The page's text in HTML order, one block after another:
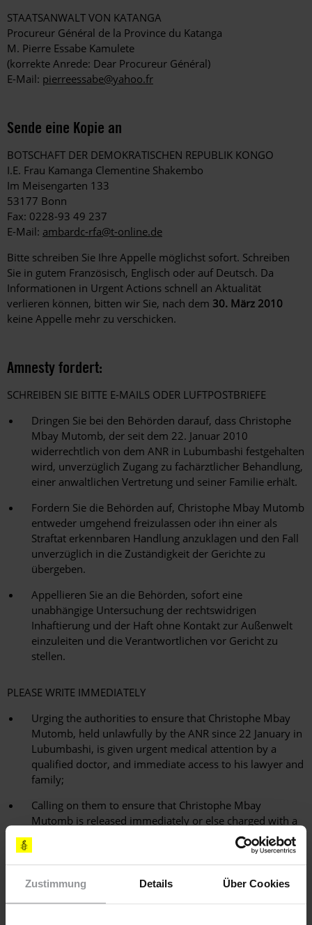
Zustimmung Details Über Cookies
STAATSANWALT VON KATANGA
Procureur Général de la Province du Katanga
M. Pierre Essabe Kamulete
(korrekte Anrede: Dear Procureur Général)
E-Mail: pierreessabe@yahoo.fr
Sende eine Kopie an
BOTSCHAFT DER DEMOKRATISCHEN REPUBLIK KONGO
I.E. Frau Kamanga Clementine Shakembo
Im Meisengarten 133
53177 Bonn
Fax: 0228-93 49 237
E-Mail: ambardc-rfa@t-online.de
Bitte schreiben Sie Ihre Appelle möglichst sofort. Schreiben
Sie in gutem Französisch, Englisch oder auf Deutsch. Da
Informationen in Urgent Actions schnell an Aktualität
verlieren können, bitten wir Sie, nach dem 30. März 2010
keine Appelle mehr zu verschicken.
Amnesty fordert:
SCHREIBEN SIE BITTE E-MAILS ODER LUFTPOSTBRIEFE
Dringen Sie bei den Behörden darauf, dass Christophe
Mbay Mutomb, der seit dem 22. Januar 2010
widerrechtlich von dem ANR in Lubumbashi festgehalten
wird, unverzüglich Zugang zu fachärztlicher Behandlung,
einer anwaltlichen Vertretung und seiner Familie erhält.
Fordern Sie die Behörden auf, Christophe Mbay Mutomb
entweder umgehend freizulassen oder ihn einer als
Straftat erkennbaren Handlung anzuklagen und den Fall
unverzüglich in die Zuständigkeit der Gerichte zu
übergeben.
Appellieren Sie an die Behörden, sofort eine
unabhängige Untersuchung der rechtswidrigen
Inhaftierung und der Haft ohne Kontakt zur Außenwelt
einzuleiten und die Verantwortlichen vor Gericht zu
stellen.
PLEASE WRITE IMMEDIATELY
Urging the authorities to ensure that Christophe Mbay
Mutomb, held unlawfully by the ANR since 22 January in
Lubumbashi, is given urgent medical attention by a
qualified doctor, and immediate access to his lawyer and
family;
Calling on them to ensure that Christophe Mbay
Mutomb is released immediately or else charged with a
recognizably criminal offence and transferred without
further delay to the custody of the courts;
Urging them to order an immediate investigation of
Christophe Mbay Mutomb's unlawful incommunicado
detention and bring those responsible to justice.